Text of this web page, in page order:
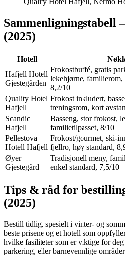
Quality Hotel Hafjell, Nermo
(2025)
Hotell
Hafjell Hotell
Gjestegården
Frokostbuffé, gratis
lekehjørne, familierom,
8,2/10
Quality Hotel
Hafjell
Frokost inkludert,
treningsrom, kort
Scandic
Hafjell
Basseng, stor frokost,
familietilpasset, 8/10
Pellestova
Hotell Hafjell
Frokost/gourmet, ski-
fjellro, høy standard,
Øyer
Gjestegård
Tradisjonell meny,
enkel standard, 7,5/10
Tips & råd for
(2025)
Bestill tidlig, spesielt i vinter- og
beste prisene og et hotell som
hvilke fasiliteter som er viktige for
parkering, eller barnevennlige områder.